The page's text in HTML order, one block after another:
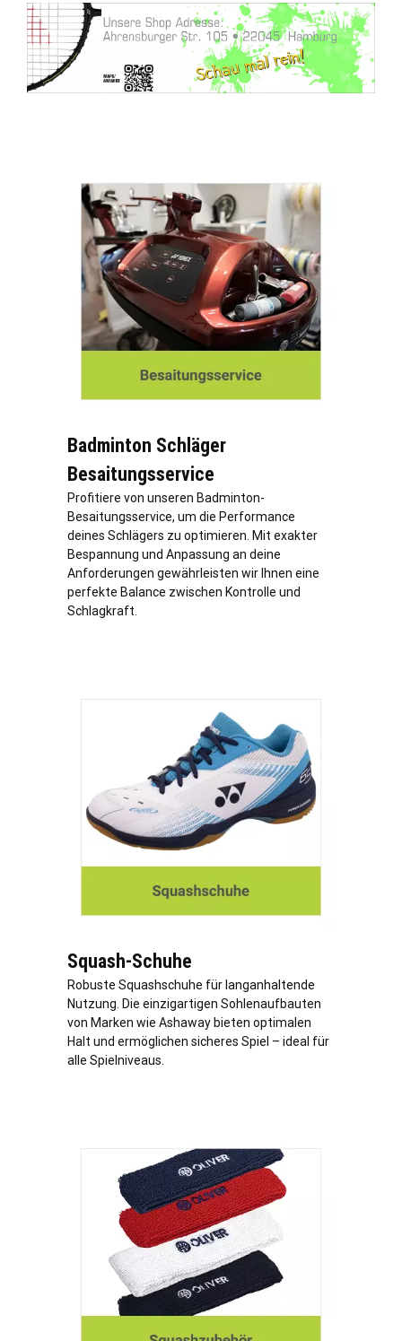
Badminton Schläger
Besaitungsservice
Profitiere von unseren Badminton-
Besaitungsservice, um die Performance
deines Schlägers zu optimieren. Mit exakter
Bespannung und Anpassung an deine
Anforderungen gewährleisten wir Ihnen eine
perfekte Balance zwischen Kontrolle und
Schlagkraft.
Squash-Schuhe
Robuste Squashschuhe für langanhaltende
Nutzung. Die einzigartigen Sohlenaufbauten
von Marken wie Ashaway bieten optimalen
Halt und ermöglichen sicheres Spiel – ideal für
alle Spielniveaus.